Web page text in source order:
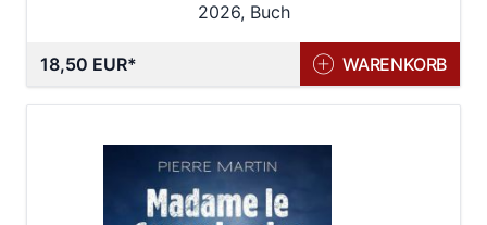
2026, Buch
18,50 EUR WARENKORB